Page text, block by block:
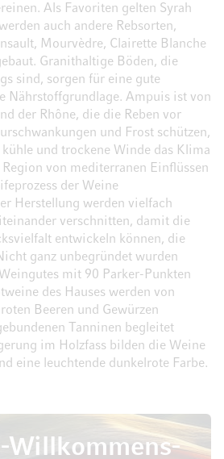
Als Favoriten gelten Syrah
auch andere Rebsorten,
Mourvèdre, Clairette Blanche
Granithaltige Böden, die
sind, sorgen für eine gute
Nährstoffgrundlage. Ampuis ist von
der Rhône, die die Reben vor
und Frost schützen,
und trockene Winde das Klima
von mediterranen Einflüssen
der Weine
Herstellung werden vielfach
verschnitten, damit die
entwickeln können, die
ganz unbegründet wurden
mit 90 Parker-Punkten
des Hauses werden von
Beeren und Gewürzen
Tanninen begleitet
im Holzfass bilden die Weine
eine leuchtende dunkelrote Farbe.
Willkommens-